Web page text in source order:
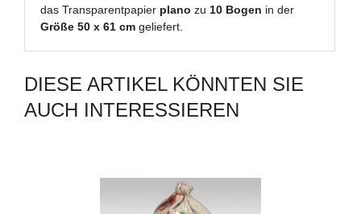
das Transparentpapier plano zu 10 Bogen in der
Größe 50 x 61 cm geliefert.
DIESE ARTIKEL KÖNNTEN SIE
AUCH INTERESSIEREN